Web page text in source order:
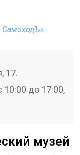
СамоходЪ»
17.
до 17:00,
музей